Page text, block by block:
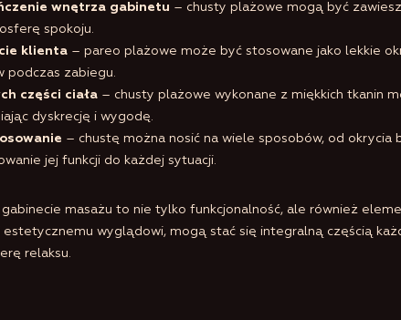
wnętrza gabinetu – chusty plażowe mogą być
spokoju.
klienta – pareo plażowe może być stosowane jako lekkie
podczas zabiegu.
części ciała – chusty plażowe wykonane z miękkich tkanin
dyskrecję i wygodę.
– chustę można nosić na wiele sposobów, od okrycia
jej funkcji do każdej sytuacji.
masażu to nie tylko funkcjonalność, ale również
estetycznemu wyglądowi, mogą stać się integralną częścią
relaksu.